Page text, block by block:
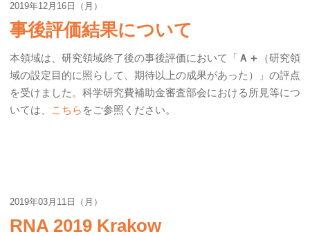
2019年12月16日（月）
事後評価結果について
本領域は、研究領域終了後の事後評価において「 Ａ＋
（研究領
域の設定目的に照らして、期待以上の成果があった）」の評点
を受けました。科学研究費補助金審査部会における所見等につ
いては、
こちら をご参照ください。
2019年03月11日（月）
RNA 2019 Krakow